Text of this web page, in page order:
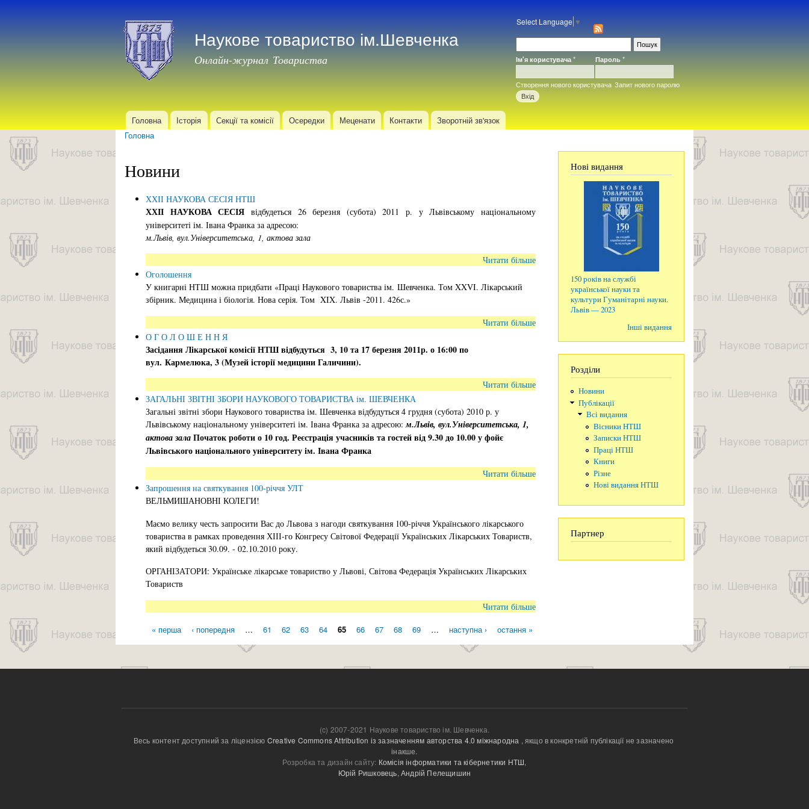
основного
матеріалу
Наукове товариство ім.Шевченка
Онлайн-журнал Товариства
Select Language ▼
Вхід
Ім'я користувача* Пароль*
Створення нового користувача Запит нового паролю
Головне меню
Головна Історія Секції та комісії Осередки Меценати Контакти Зворотній зв'язок
Головна
Новини
ХХІІ НАУКОВА СЕСІЯ НТШ
ХХІІ НАУКОВА СЕСІЯ відбудеться 26 березня (субота)
2011 р. у Львівському національному
університеті ім. Івана Франка за адресою:
м.Львів, вул.Університетська, 1, актова зала
Читати більше
Оголошення
У книгарні НТШ можна придбати «Праці Наукового товариства ім. Шевченка. Том XXVI. Лікарський
збірник. Медицина і біологія. Нова серія. Том XIX. Львів -2011. 426с.»
Читати більше
О Г О Л О Ш Е Н Н Я
Засідання Лікарської комісії НТШ відбудуться 3, 10 та 17березня 2011р. о 16:00 по
вул. Кармелюка, 3 (Музей історії медицини Галичини).
Читати більше
ЗАГАЛЬНІ ЗВІТНІ ЗБОРИ НАУКОВОГО ТОВАРИСТВА ім. ШЕВЧЕНКА
Загальні звітні збори Наукового товариства ім. Шевченка відбудуться 4 грудня (субота) 2010 р. у
Львівському національному університеті ім. Івана Франка за адресою:м.Львів, вул.Університетська, 1,
актова зала Початок роботи о 10 год. Реєстрація учасників та гостей від 9.30 до 10.00 у фойє
Львівського національного університету ім. Івана Франка
Читати більше
Запрошення на святкування 100-річчя УЛТ
ВЕЛЬМИШАНОВНІ КОЛЕГИ!
Маємо велику честь запросити Вас до Львова з нагоди святкування 100-річчя Українського лікарського
товариства в рамках проведення ХІІІ-го Конгресу Світової Федерації Українських Лікарських Товариств,
який відбудеться 30.09. - 02.10.2010 року.
ОРГАНІЗАТОРИ: Українське лікарське товариство у Львові, Світова Федерація Українських Лікарських
Товариств
Читати більше
Сторінки
« перша ‹ попередня … 61 62 63 64 65 66 67 68 69 … наступна › остання »
Нові видання
150 років на службі
української науки та
культури Гуманітарні науки.
Львів — 2023
Інші видання
Розділи
Новини
Публікації
Всі видання
Вісники НТШ
Записки НТШ
Праці НТШ
Книги
Різне
Нові видання НТШ
Партнер
(c) 2007-2021 Наукове товариство ім. Шевченка.
Весь контент доступний за ліцензією Creative Commons Attribution із зазначенням авторства 4.0 міжнародна , якщо в конкретній публікації не зазначено
інакше.
Розробка та дизайн сайту: Комісія інформатики та кібернетики НТШ,
Юрій Ришковець, Андрій Пелещишин